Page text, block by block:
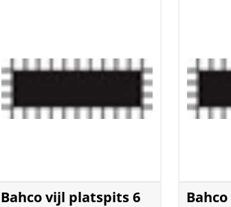
Bahco vijl platspits 6